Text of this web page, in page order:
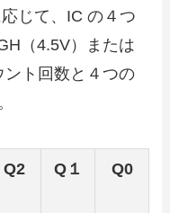
じて、IC の４つ
（4.5V）または
ト回数と４つの
Q2 Q１ Q0